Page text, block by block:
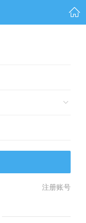
注册账号